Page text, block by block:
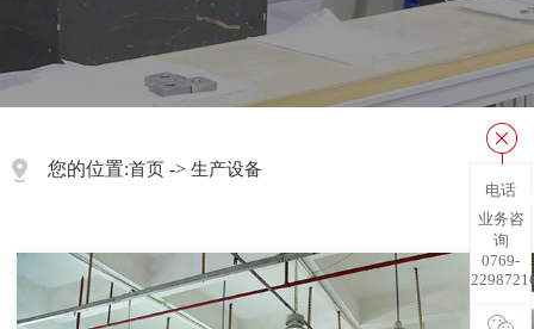
您的位置:首页 -> 生产设备
电话
业务咨
询
0769-